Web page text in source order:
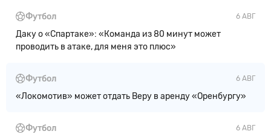
6 АВГ
Футбол
Даку о «Спартаке»: «Команда из 80 минут может
проводить в атаке, для меня это плюс»
6 АВГ
Футбол
«Локомотив» может отдать Веру в аренду «Оренбургу»
6 АВГ
Футбол